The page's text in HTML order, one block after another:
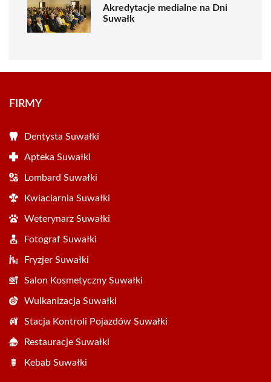
Akredytacje medialne na Dni
Suwałk
FIRMY
Dentysta Suwałki
Apteka Suwałki
Lombard Suwałki
Kwiaciarnia Suwałki
Weterynarz Suwałki
Fotograf Suwałki
Fryzjer Suwałki
Salon Kosmetyczny Suwałki
Wulkanizacja Suwałki
Stacja Kontroli Pojazdów Suwałki
Restauracje Suwałki
Kebab Suwałki